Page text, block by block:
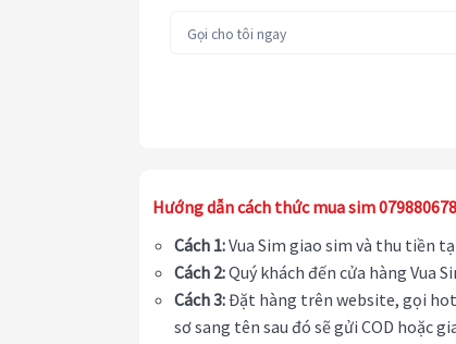
Hướng dẫn cách thức mua sim
Cách 1:Vua Sim giao sim và thu tiền
Cách 2:Quý khách đến cửa hàng Vua
Cách 3:Đặt hàng trên website, gọi
sơ sang tên sau đó sẽ gửi COD hoặc